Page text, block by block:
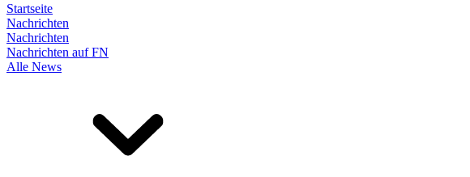
Startseite
Nachrichten
Nachrichten
Nachrichten auf FN
Alle News